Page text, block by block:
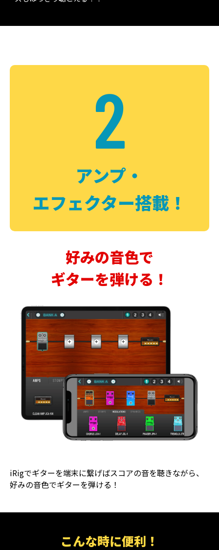
2
アンプ・
エフェクター搭載！
好みの音色で
ギターを弾ける！
iRigでギターを端末に繋げばスコアの音を聴きながら、
好みの音色でギターを弾ける！
こんな時に便利！